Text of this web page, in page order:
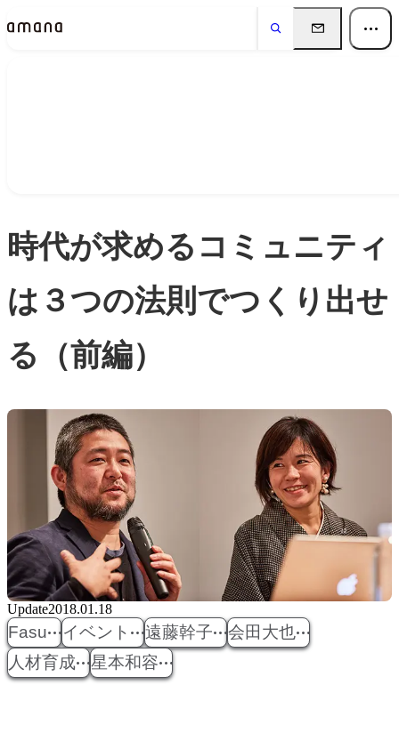
時代が求めるコミュニティ
は３つの法則でつくり出せ
る（前編）
Update2018.01.18
Fasu イベント 遠藤幹子
会田大也
人材育成
星本和容